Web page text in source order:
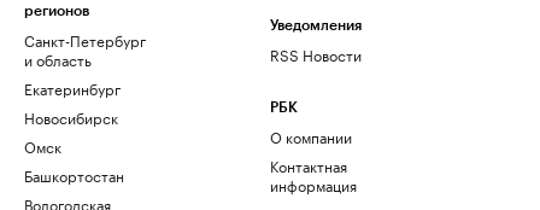
регионов
Санкт-Петербург
и область
Екатеринбург
Новосибирск
Омск
Башкортостан
Вологодская
Уведомления
RSS Новости
РБК
О компании
Контактная
информация